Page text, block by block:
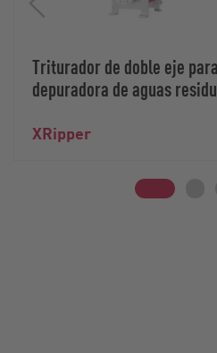
Triturador de doble eje
depuradora de aguas
XRipper